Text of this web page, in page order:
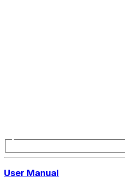
User Manual